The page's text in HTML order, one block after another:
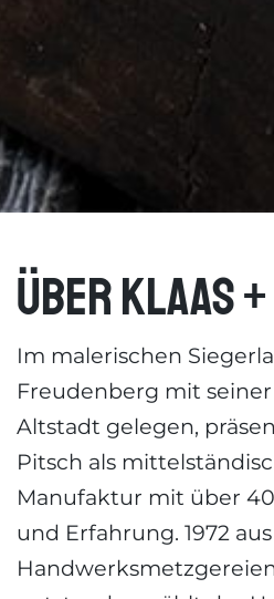
Über Klaas
Im malerischen
Freudenberg mit
Altstadt gelegen,
Pitsch als
Manufaktur mit über
und Erfahrung. 1972